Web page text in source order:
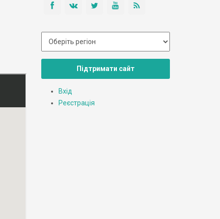
Підтримати сайт
Вхід
Реєстрація